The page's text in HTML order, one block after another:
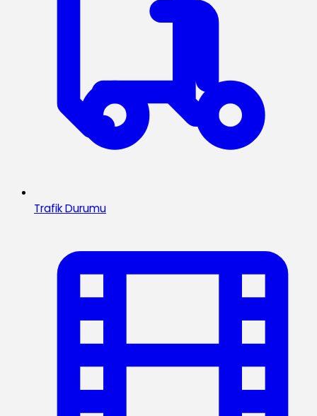
Trafik Durumu